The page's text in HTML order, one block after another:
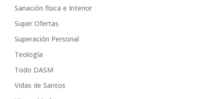
Sanación física e Interior
Super Ofertas
Superación Personal
Teología
Todo DASM
Vidas de Santos